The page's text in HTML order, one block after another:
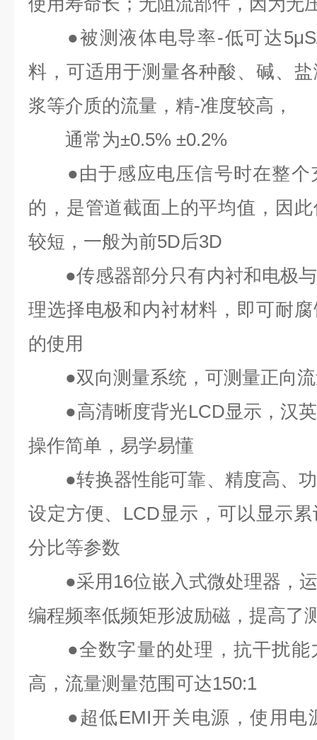
●被测液体电导率-低可达5μS/
料，可适用于测量各种酸、碱、
浆等介质的流量，精-准度较高，
通常为±0.5% ±0.2%
●由于感应电压信号时在整个
的，是管道截面上的平均值，因
较短，一般为前5D后3D
●传感器部分只有内衬和电极与
理选择电极和内衬材料，即可耐
的使用
●双向测量系统，可测量正向流
●高清晰度背光LCD显示，汉英
操作简单，易学易懂
●转换器性能可靠、精度高、功
设定方便、LCD显示，可以显示
分比等参数
●采用16位嵌入式微处理器，运
编程频率低频矩形波励磁，提高了
●全数字量的处理，抗干扰能
高，流量测量范围可达150:1
●超低EMI开关电源，使用电